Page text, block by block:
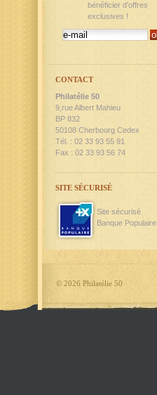
bénéficier d'offres
exclusives !
CONTACT
Philatélie 50
9,rue Albert Mahieu
BP 832
50108 Cherbourg Cedex
Tél. : 02 33 93 55 91
Fax : 02 33 93 56 74
SITE SÉCURISÉ
Site sécurisé
Banque Populaire
© 2026 Philatélie 50